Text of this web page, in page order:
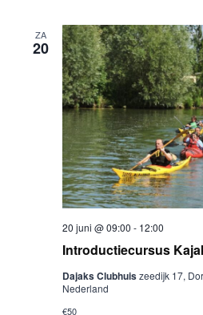
ZA
20
Introductiecursus
20 juni @ 09:00 - 12:00
Dajaks Clubhuiszeedijk 17,
Nederland
€50